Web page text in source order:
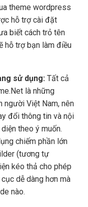
theme wordpress
hỗ trợ cài đặt
biết cách trỏ tên
hỗ trợ bạn làm điều
sử dụng: Tất cả
là những
người Việt Nam, nên
đổi thông tin và nội
theo ý muốn.
chiếm phần lớn
(tương tự
kéo thả cho phép
dễ dàng hơn mà
nào.